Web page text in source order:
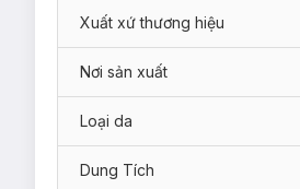
Giúp làm dịu da, hỗ trợ kháng
Bảo vệ da trước tác hại ô
Tăng cường sức đề kháng,
Xuất xứ thương hiệu
Nơi sản xuất
Loại da
Dung Tích